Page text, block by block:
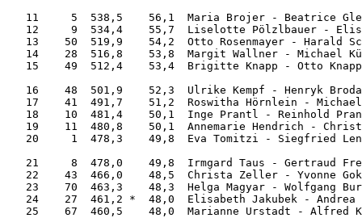
11     5  538,5    56,1  Maria Brojer - Beatrice
12     9  534,4    55,7  Liselotte Pölzlbauer -
13    50  519,9    54,2  Otto Rosenmayer -
14    28  516,8    53,8  Margit Wallner -
15    49  512,4    53,4  Brigitte Knapp - Otto
16    48  501,9    52,3  Ulrike Kempf - Henryk
17    41  491,7    51,2  Roswitha Hörnlein -
18    10  481,4    50,1  Inge Prantl - Reinhold
19    11  480,8    50,1  Annemarie Hendrich -
20     1  478,3    49,8  Eva Tomitzi - Siegfried
21     8  478,0    49,8  Irmgard Taus - Gertraud
22    43  466,0    48,5  Christa Zeller - Yvonne
23    70  463,3    48,3  Helga Magyar - Wolfgang
24    27  461,2 *  48,0  Elisabeth Jakubek -
25    67  460,5    48,0  Marianne Urstadt -